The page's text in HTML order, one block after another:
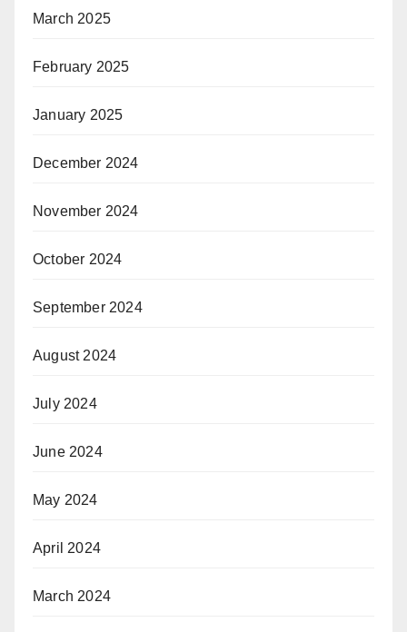
March 2025
February 2025
January 2025
December 2024
November 2024
October 2024
September 2024
August 2024
July 2024
June 2024
May 2024
April 2024
March 2024